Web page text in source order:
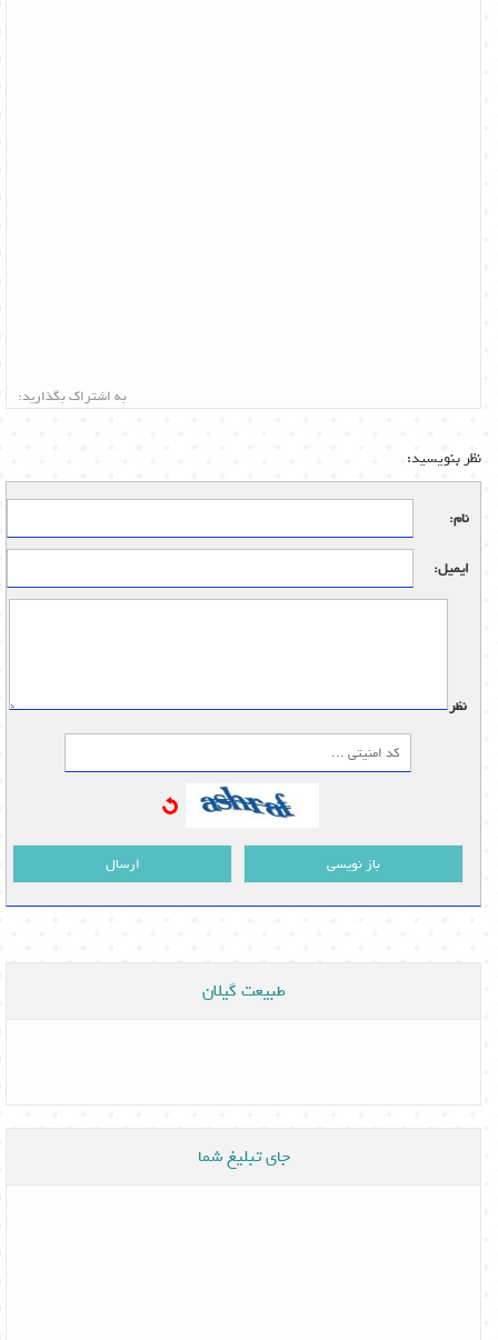
به اشتراک بگذارید:
نظر بنویسید:
نام:
ایمیل:
نظر:
ارسال باز نویسی
طبیعت گیلان
جای تبلیغ شما